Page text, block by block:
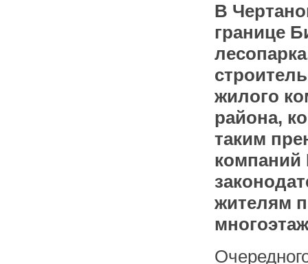
В
границе
жилого
района,
таким
компаний
жителям